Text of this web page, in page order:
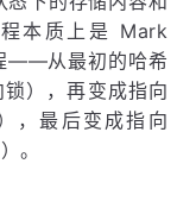
本质上是 Mark
——从最初的哈希
），再变成指向
，最后变成指向
。